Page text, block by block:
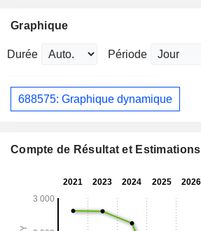
Graphique
Durée Période
688575: Graphique dynamique
Compte de Résultat et Estimations